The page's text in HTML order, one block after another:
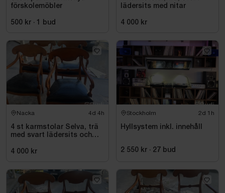
förskolemöbler
500 kr · bud
lädersits med nitar
4 000 kr
Nacka 4d 4h
4 st karmstolar Selva, trä
med svart lädersits och
4 000 kr
Stockholm 2d 1h
Hyllsystem inkl. innehåll
2 550 kr · 27 bud